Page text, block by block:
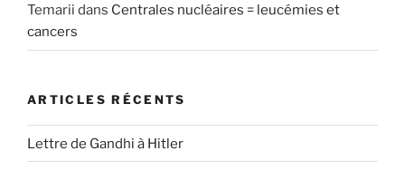
Temarii dans Centrales nucléaires = leucémies et
cancers
ARTICLES RÉCENTS
Lettre de Gandhi à Hitler